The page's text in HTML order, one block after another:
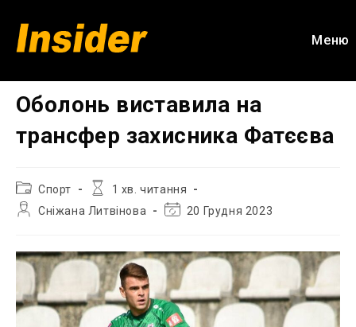
вмісту
Меню
Оболонь виставила на
трансфер захисника Фатєєва
Категорія
запису:
Спорт
Час
1 хв. читання
АвторСніжана Литвінова
Остання20 Грудня 2023